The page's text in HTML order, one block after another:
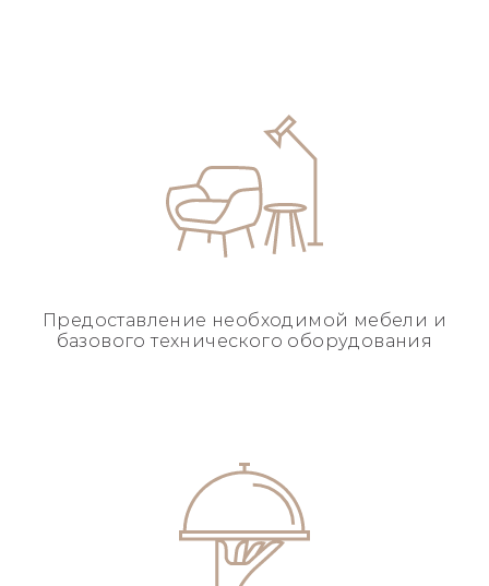
Предоставление необходимой мебели и
базовоготехнического оборудования